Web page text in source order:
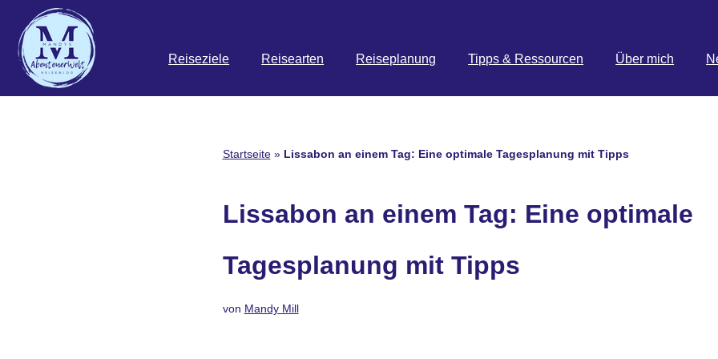
Zum
Inhalt
springen
Reiseziele Reisearten Reiseplanung Tipps & Ressourcen Über mich
Startseite» Lissabon an einem Tag: Eine optimale Tagesplanung mit Tipps
Lissabon an einem Tag: Eine optimale
Tagesplanung mit Tipps
von Mandy Mill